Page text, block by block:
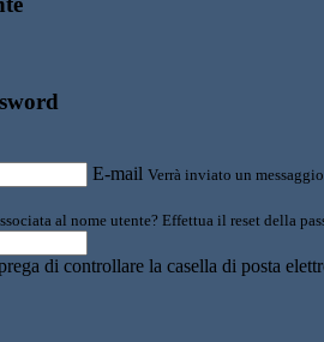
E-mail Verrà inviato un
al nome utente? Effettua il reset della
di controllare la casella di posta